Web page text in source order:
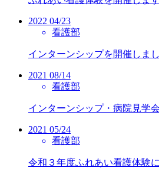
2022 04/23
看護部
インターンシップを開催しま
2021 08/14
看護部
インターンシップ・病院見学
2021 05/24
看護部
令和３年度ふれあい看護体験